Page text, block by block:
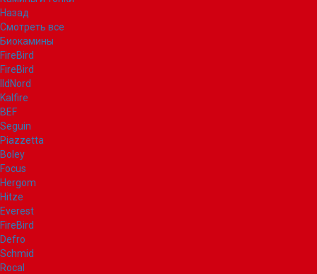
Назад
Смотреть все
Биокамины
FireBird
FireBird
IldNord
Kalfire
BEF
Seguin
Piazzetta
Boley
Focus
Hergom
Hitze
Everest
FireBird
Defro
Schmid
Rocal